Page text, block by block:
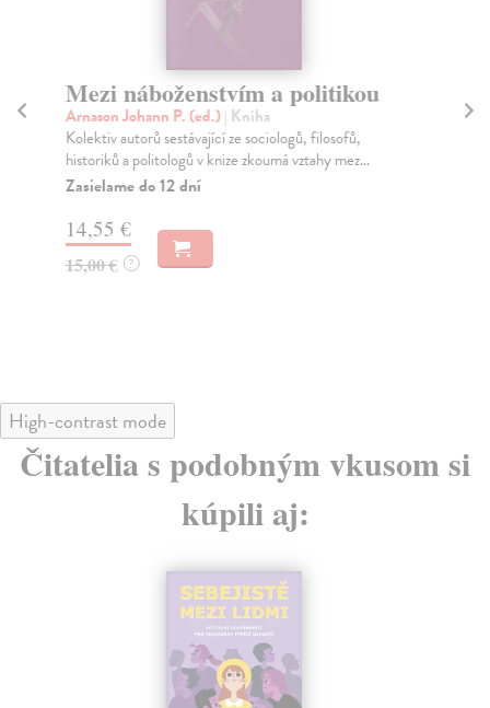
Mezi náboženstvím a politikou
Arnason Johann P. (ed.)| Kniha
Kolektiv autorů sestávající ze sociologů, filosofů,
historiků a politologů v knize zkoumá vztahy mez...
Zasielame do 12 dní
14,55 €
15,00 € ?
High-contrast mode
Čitatelia s podobným vkusom si
kúpili aj: